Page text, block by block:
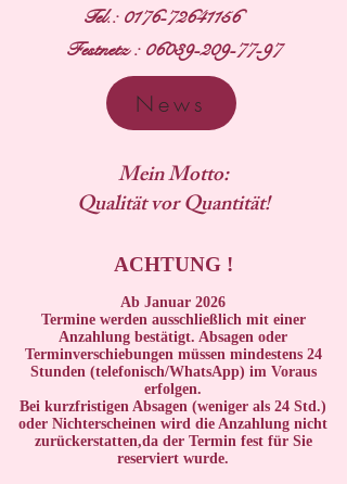
Tel.: 0176-72641156
News
Mein Motto:
Qualität vor Quantität!
ACHTUNG !
Ab Januar 2026
Termine werden ausschließlich mit einer
Anzahlung bestätigt. Absagen oder
Terminverschiebungen müssen mindestens 24
Stunden (telefonisch/WhatsApp) im Voraus
erfolgen.
Bei kurzfristigen Absagen (weniger als 24 Std.)
oder Nichterscheinen wird die Anzahlung nicht
zurückerstatten,da der Termin fest für Sie
reserviert wurde.
Festnetz : 06039-209-77-97